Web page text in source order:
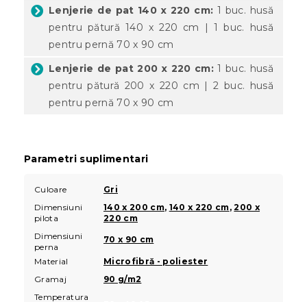
Lenjerie de pat 140 x 220 cm: 1 buc. husă
pentru pătură 140 x 220 cm | 1 buc. husă
pentru pernă 70 x 90 cm
Lenjerie de pat 200 x 220 cm:1 buc. husă
pentru pătură 200 x 220 cm | 2 buc. husă
pentru pernă 70 x 90 cm
Parametri suplimentari
Culoare
Gri
Dimensiuni
pilota
140 x 200 cm, 140 x 220 cm,200 x
220 cm
Dimensiuni
perna
70 x 90 cm
Material
Microfibră - poliester
Gramaj
90 g/m2
Temperatura